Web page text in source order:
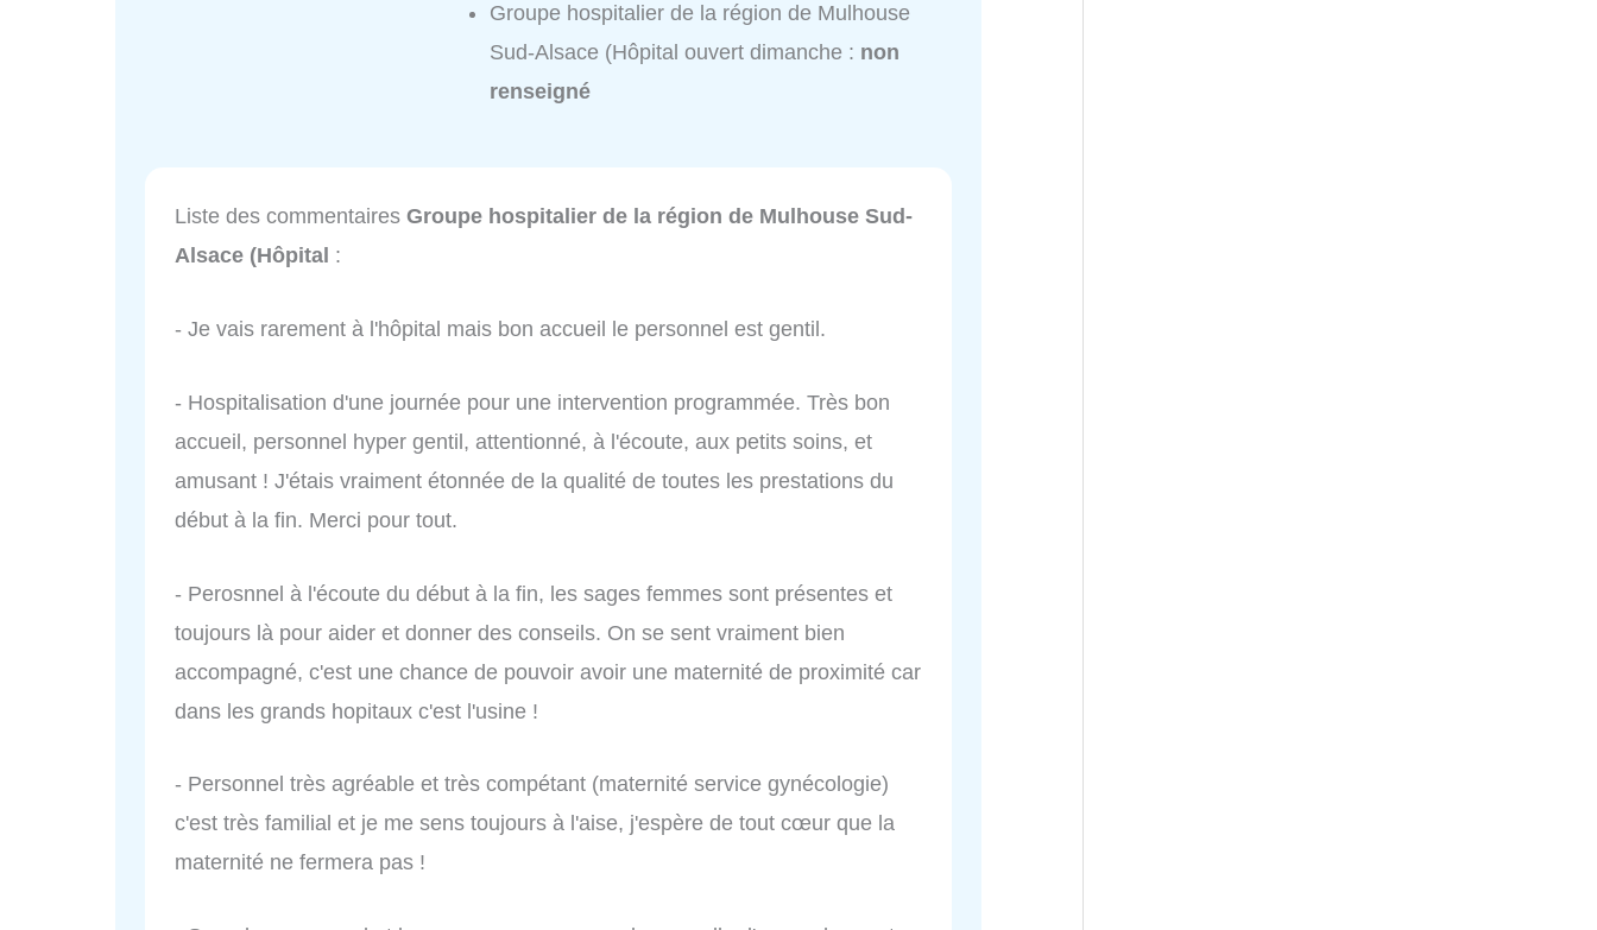
Groupe hospitalier de la région de Mulhouse
Sud-Alsace (Hôpital ouvert dimanche : non
renseigné
Liste des commentaires Groupe hospitalier de la région de Mulhouse Sud-
Alsace (Hôpital :
- Je vais rarement à l'hôpital mais bon accueil le personnel est gentil.
- Hospitalisation d'une journée pour une intervention programmée. Très bon
accueil, personnel hyper gentil, attentionné, à l'écoute, aux petits soins, et
amusant ! J'étais vraiment étonnée de la qualité de toutes les prestations du
début à la fin. Merci pour tout.
- Perosnnel à l'écoute du début à la fin, les sages femmes sont présentes et
toujours là pour aider et donner des conseils. On se sent vraiment bien
accompagné, c'est une chance de pouvoir avoir une maternité de proximité car
dans les grands hopitaux c'est l'usine !
- Personnel très agréable et très compétant (maternité service gynécologie)
c'est très familial et je me sens toujours à l'aise, j'espère de tout cœur que la
maternité ne fermera pas !